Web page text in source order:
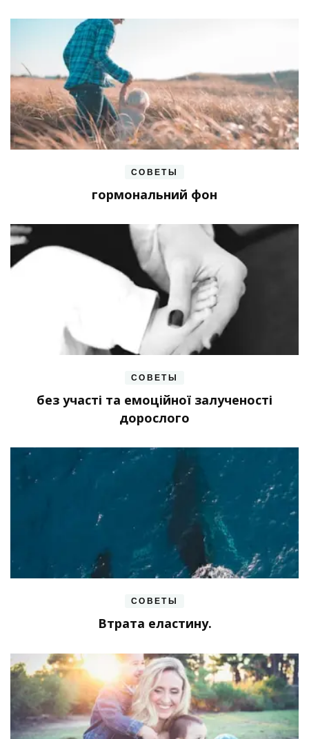
СОВЕТЫ
гормональний фон
СОВЕТЫ
без участі та емоційної залученості
дорослого
СОВЕТЫ
Втрата еластину.